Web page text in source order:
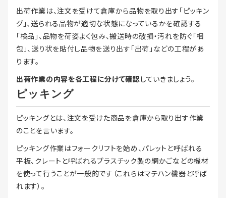
出荷作業は、注文を受けて倉庫から品物を取り出す「ピッキン
グ」、送られる品物が適切な状態になっているかを確認する
「検品」、品物を荷姿よく包み、搬送時の破損・汚れを防ぐ「梱
包」、送り状を貼付し品物を送り出す「出荷」などの工程があ
ります。
出荷作業の内容を各工程に分けて確認していきましょう。
ピッキング
ピッキングとは、注文を受けた商品を倉庫から取り出す作業
のことを言います。
ピッキング作業はフォークリフトを始め、パレットと呼ばれる
平板、クレートと呼ばれるプラスチック製の網かごなどの機材
を使って行うことが一般的です（これらはマテハン機器と呼ば
れます）。